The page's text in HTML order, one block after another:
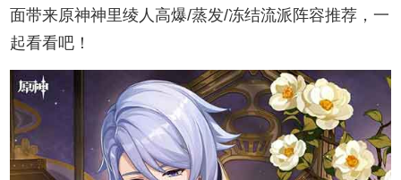
面带来原神神里绫人高爆/蒸发/冻结流派阵容推荐，一
起看看吧！